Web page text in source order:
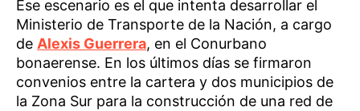
Ese escenario es el que intenta desarrollar el
Ministerio de Transporte de la Nación, a cargo
de Alexis Guerrera, en el Conurbano
bonaerense. En los últimos días se firmaron
convenios entre la cartera y dos municipios de
la Zona Sur para la construcción de una red de